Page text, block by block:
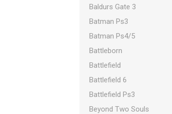
Baldurs Gate 3
Batman Ps3
Batman Ps4/5
Battleborn
Battlefield
Battlefield 6
Battlefield Ps3
Beyond Two Souls